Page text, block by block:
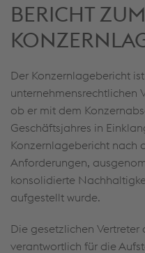
BERICHT ZUM
Der Konzernlagebericht
unternehmensrechtlichen
ob er mit dem
Geschäftsjahres in
Konzernlagebericht nach
Anforderungen,
konsolidierte
aufgestellt wurde.
Die gesetzlichen Vertreter
verantwortlich für die